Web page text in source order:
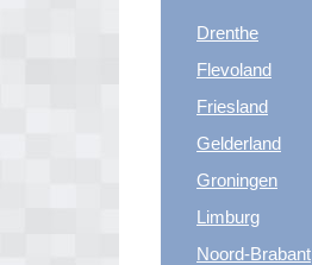
Drenthe
Flevoland
Friesland
Gelderland
Groningen
Limburg
Noord-Brabant